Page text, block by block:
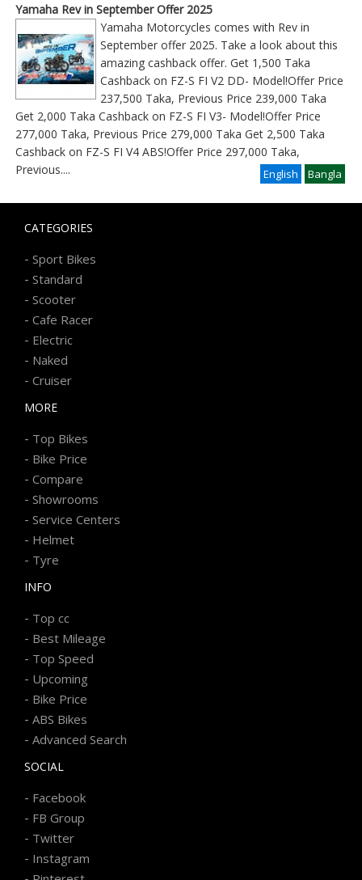
Yamaha Rev in September Offer 2025
Yamaha Motorcycles comes with Rev in
September offer 2025. Take a look about this
amazing cashback offer. Get 1,500 Taka
Cashback on FZ-S FI V2 DD- Model!Offer Price
237,500 Taka, Previous Price 239,000 Taka
Get 2,000 Taka Cashback on FZ-S FI V3- Model!Offer Price
277,000 Taka, Previous Price 279,000 Taka Get 2,500 Taka
Cashback on FZ-S FI V4 ABS!Offer Price 297,000 Taka,
Previous
Bangla
.... English
CATEGORIES
- Sport Bikes
- Standard
- Scooter
- Cafe Racer
- Electric
- Naked
- Cruiser
MORE
- Top Bikes
- Bike Price
- Compare
- Showrooms
- Service Centers
- Helmet
- Tyre
INFO
- Top cc
- Best Mileage
- Top Speed
- Upcoming
- Bike Price
- ABS Bikes
- Advanced Search
SOCIAL
- Facebook
- FB Group
- Twitter
- Instagram